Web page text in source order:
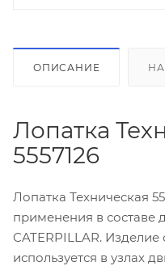
ОПИСАНИЕ
Лопатка
5557126
Лопатка Техническая
применения в составе
CATERPILLAR.
используется в узлах